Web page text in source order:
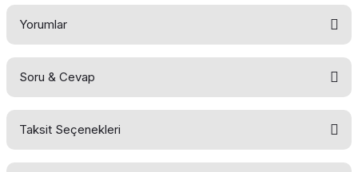
Yorumlar
Yorum Yaz
Soru & Cevap
Taksit Seçenekleri